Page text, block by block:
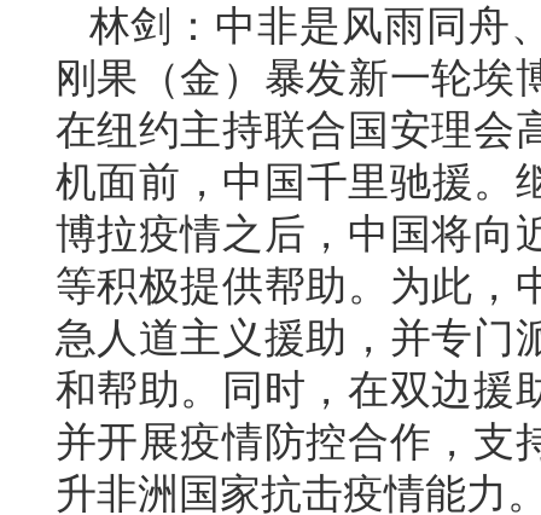
林剑：中非是风雨同舟
刚果（金）暴发新一轮埃
在纽约主持联合国安理会
机面前，中国千里驰援。
博拉疫情之后，中国将向
等积极提供帮助。为此，
急人道主义援助，并专门
和帮助。同时，在双边援
并开展疫情防控合作，支
升非洲国家抗击疫情能力